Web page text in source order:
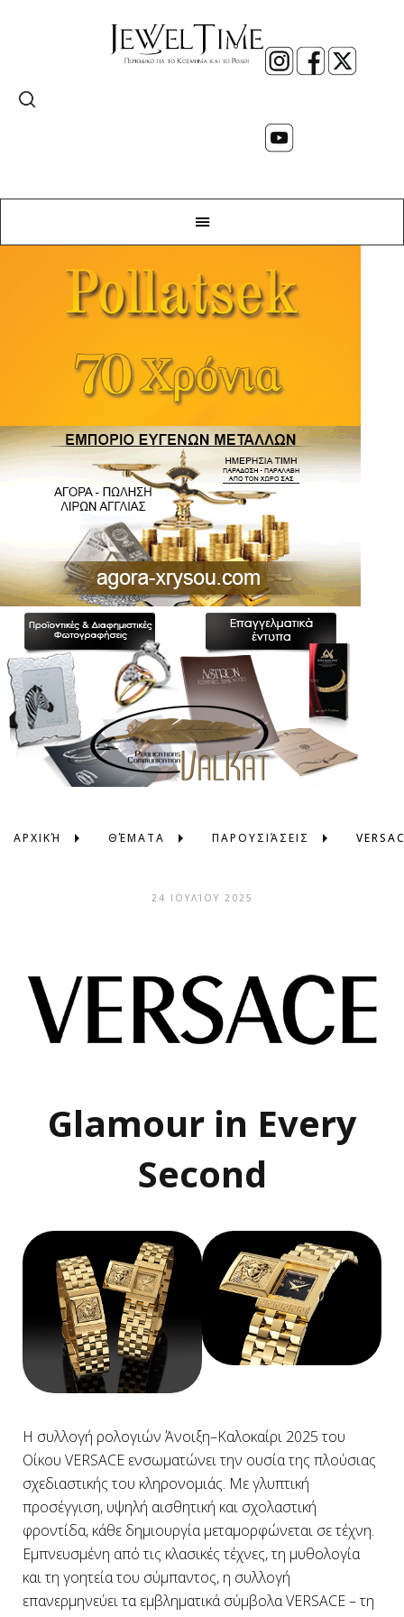
ΑΡΧΙΚΉ ΘΈΜΑΤΑ ΠΑΡΟΥΣΙΆΣΕΙΣ
24 ΙΟΥΛΊΟΥ 2025
Glamour in Every
Second
Η συλλογή ρολογιών Άνοιξη–Καλοκαίρι 2025 του
Οίκου VERSACE ενσωματώνει την ουσία της πλούσιας
σχεδιαστικής του κληρονομιάς. Με γλυπτική
προσέγγιση, υψηλή αισθητική και σχολαστική
φροντίδα, κάθε δημιουργία μεταμορφώνεται σε τέχνη.
Εμπνευσμένη από τις κλασικές τέχνες, τη μυθολογία
και τη γοητεία του σύμπαντος, η συλλογή
επανερμηνεύει τα εμβληματικά σύμβολα VERSACE – τη